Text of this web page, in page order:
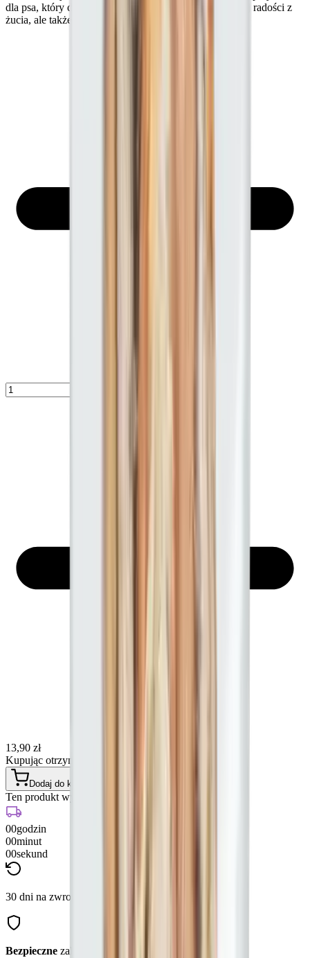
dla psa, który dostarcza pupilowi nie tylko niesamowitej radości z
żucia, ale także wspiera jego zdrowie i układ trawienny.
13,90 zł
Kupując otrzymasz
Dodaj do koszyka
Ten produkt wyślemy za:
00godzin
00minut
00sekund
30 dni na zwrot
Bezpieczne zakupy